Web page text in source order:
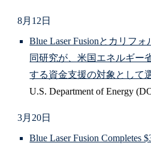
8月12日
Blue Laser Fusionとカリフ
同研究が、米国エネルギー
する資金支援の対象として
U.S. Department of Energy
3月20日
Blue Laser Fusion Completes